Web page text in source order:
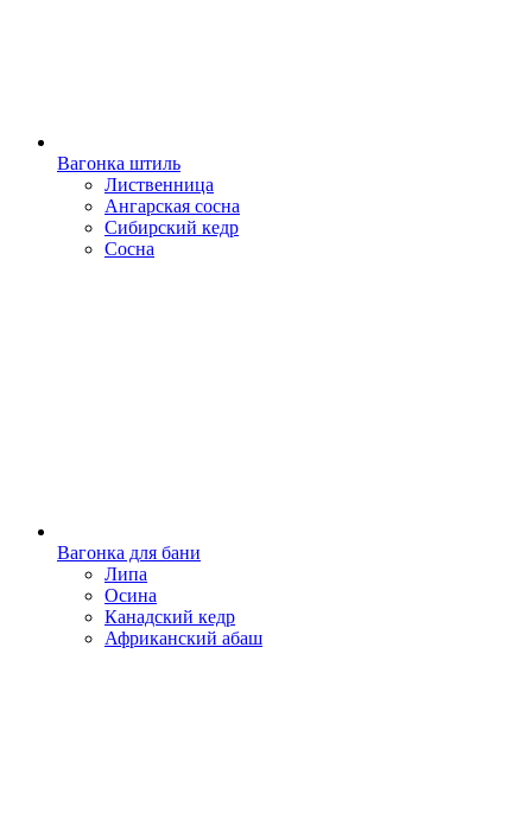
Вагонка штиль
Лиственница
Ангарская сосна
Сибирский кедр
Сосна
Вагонка для бани
Липа
Осина
Канадский кедр
Африканский абаш